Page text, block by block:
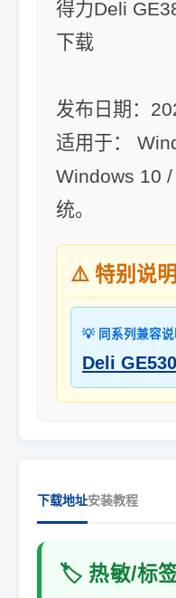
得力Deli
下载
发布日期：
适用于：
Windows 10
统。
⚠️ 特别说明
💡 同系列兼容说
Deli
下载地址安装教程
🏷️ 热敏/标